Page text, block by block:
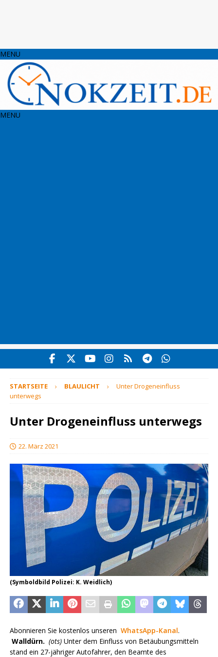
MENU
MENU
STARTSEITE BLAULICHT
Unter Drogeneinfluss
unterwegs
Unter Drogeneinfluss unterwegs
22. März 2021
(Symboldbild Polizei: K. Weidlich)
Abonnieren Sie kostenlos unseren WhatsApp-Kanal.
Walldürn. (ots) Unter dem Einfluss von Betäubungsmitteln
stand ein 27-jähriger Autofahrer, den Beamte des